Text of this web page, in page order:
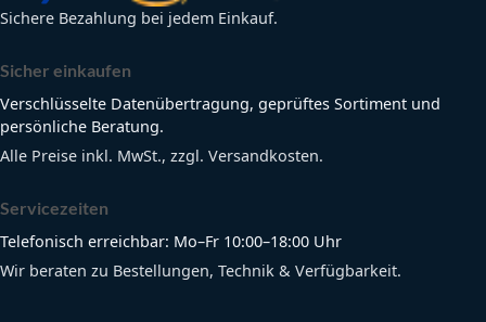
Sichere Bezahlung bei jedem Einkauf.
Sicher einkaufen
Verschlüsselte Datenübertragung, geprüftes Sortiment und
persönliche Beratung.
Alle Preise inkl. MwSt., zzgl. Versandkosten.
Servicezeiten
Telefonisch erreichbar: Mo–Fr 10:00–18:00 Uhr
Wir beraten zu Bestellungen, Technik & Verfügbarkeit.